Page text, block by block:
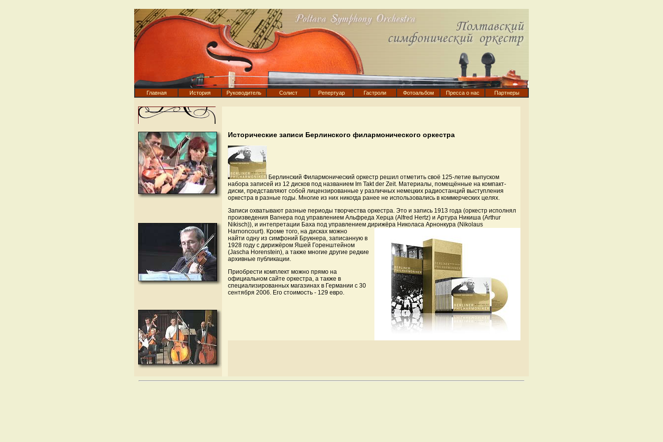
Главная История Руководитель Солист Репертуар Гастроли Фотоальбом Пресса о нас Партнеры
Исторические записи Берлинского филармонического оркестра
Берлинский Филармонический оркестр решил отметить своё 125-летие выпуском
набора записей из 12 дисков под названием Im Takt der Zeit. Материалы, помещённые на компакт-
диски, представляют собой лицензированные у различных немецких радиостанций выступления
оркестра в разные годы. Многие из них никогда ранее не использовались в коммерческих целях.
Записи охватывают разные периоды творчества оркестра. Это и запись 1913 года (оркестр исполнял
произведения Вагнера под управлением Альфреда Херца (Alfred Hertz) и Артура Никиша (Arthur
Nikisch)), и интепретации Баха под управлением дирижёра Николаса Арнонкура (Nikolaus
Harnoncourt). Кроме того, на дисках можно
найти одну из симфоний Брукнера, записанную в
1928 году с дирижёром Яшей Горенштейном
(Jascha Horenstein), а также многие другие редкие
архивные публикации.
Приобрести комплект можно прямо на
официальном сайте оркестра, а также в
специализированных магазинах в Германии с 30
сентября 2006. Его стоимость - 129 евро.